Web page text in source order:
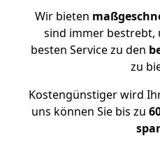
Wir bieten
sind immer bestrebt,
besten Service zu den
zu
Kostengünstiger wird
uns können Sie bis zu